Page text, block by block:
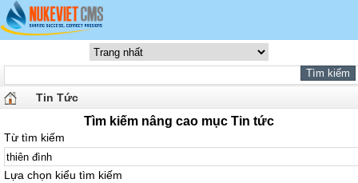
Tin Tức
Tìm kiếm nâng cao mục Tin tức
Từ tìm kiếm
Lựa chọn kiểu tìm kiếm